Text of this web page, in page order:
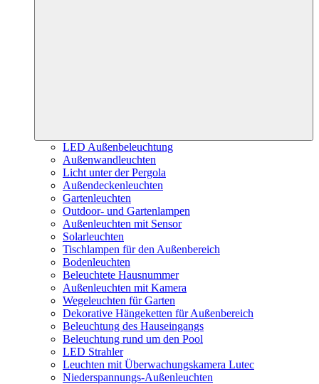
LED Außenbeleuchtung
Außenwandleuchten
Licht unter der Pergola
Außendeckenleuchten
Gartenleuchten
Outdoor- und Gartenlampen
Außenleuchten mit Sensor
Solarleuchten
Tischlampen für den Außenbereich
Bodenleuchten
Beleuchtete Hausnummer
Außenleuchten mit Kamera
Wegeleuchten für Garten
Dekorative Hängeketten für Außenbereich
Beleuchtung des Hauseingangs
Beleuchtung rund um den Pool
LED Strahler
Leuchten mit Überwachungskamera Lutec
Niederspannungs-Außenleuchten